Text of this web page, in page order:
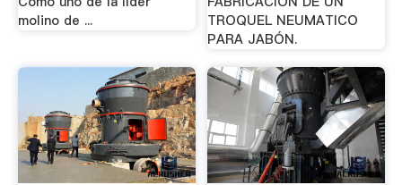
molino de ...
TROQUEL NEUMATICO
PARA JABÓN.